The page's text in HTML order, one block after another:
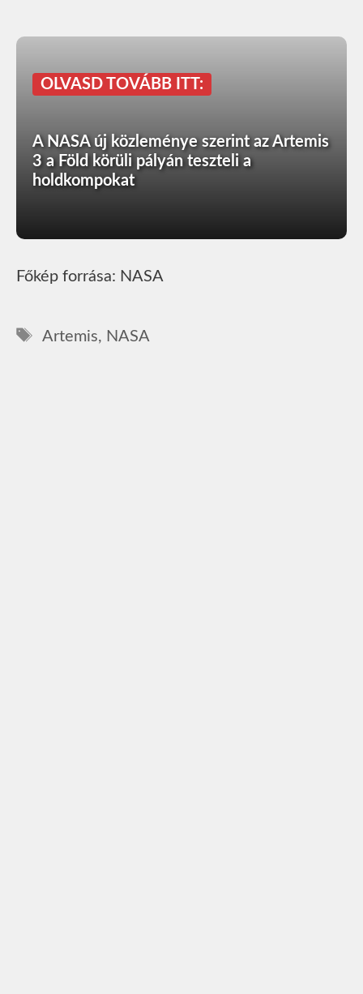
OLVASD TOVÁBB ITT:
A NASA új közleménye szerint az Artemis
3 a Föld körüli pályán teszteli a
holdkompokat
Főkép forrása: NASA
Címkék
Artemis, NASA